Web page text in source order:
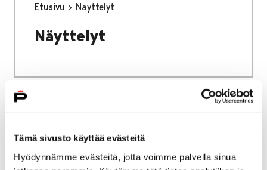
Tämä sivusto käyttää evästeitä
Hyödynnämme evästeitä, jotta voimme palvella sinua
Etusivu Näyttelyt
Näyttelyt
Viikinkiajan elämää Ala-Satakunnassa:
Museossa